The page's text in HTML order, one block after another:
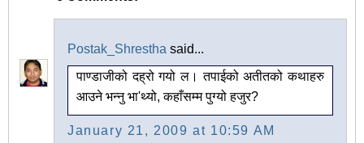
Postak_Shrestha said...
पाण्डाजीको दह्रो गयो ल। तपाईको अतीतको कथाहरु
आउने भन्नु भा'थ्यो, कहाँसम्म पुग्यो हजुर?
January 21, 2009 at 10:59 AM